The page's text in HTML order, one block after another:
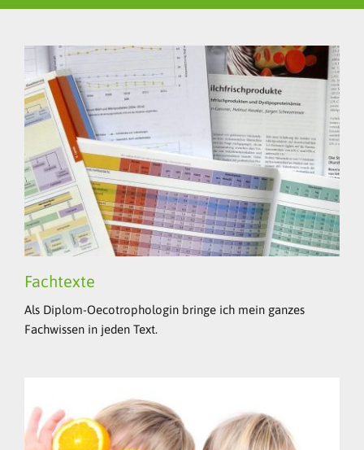
Fachtexte
Als Diplom-Oecotrophologin bringe ich mein ganzes
Fachwissen in jeden Text.